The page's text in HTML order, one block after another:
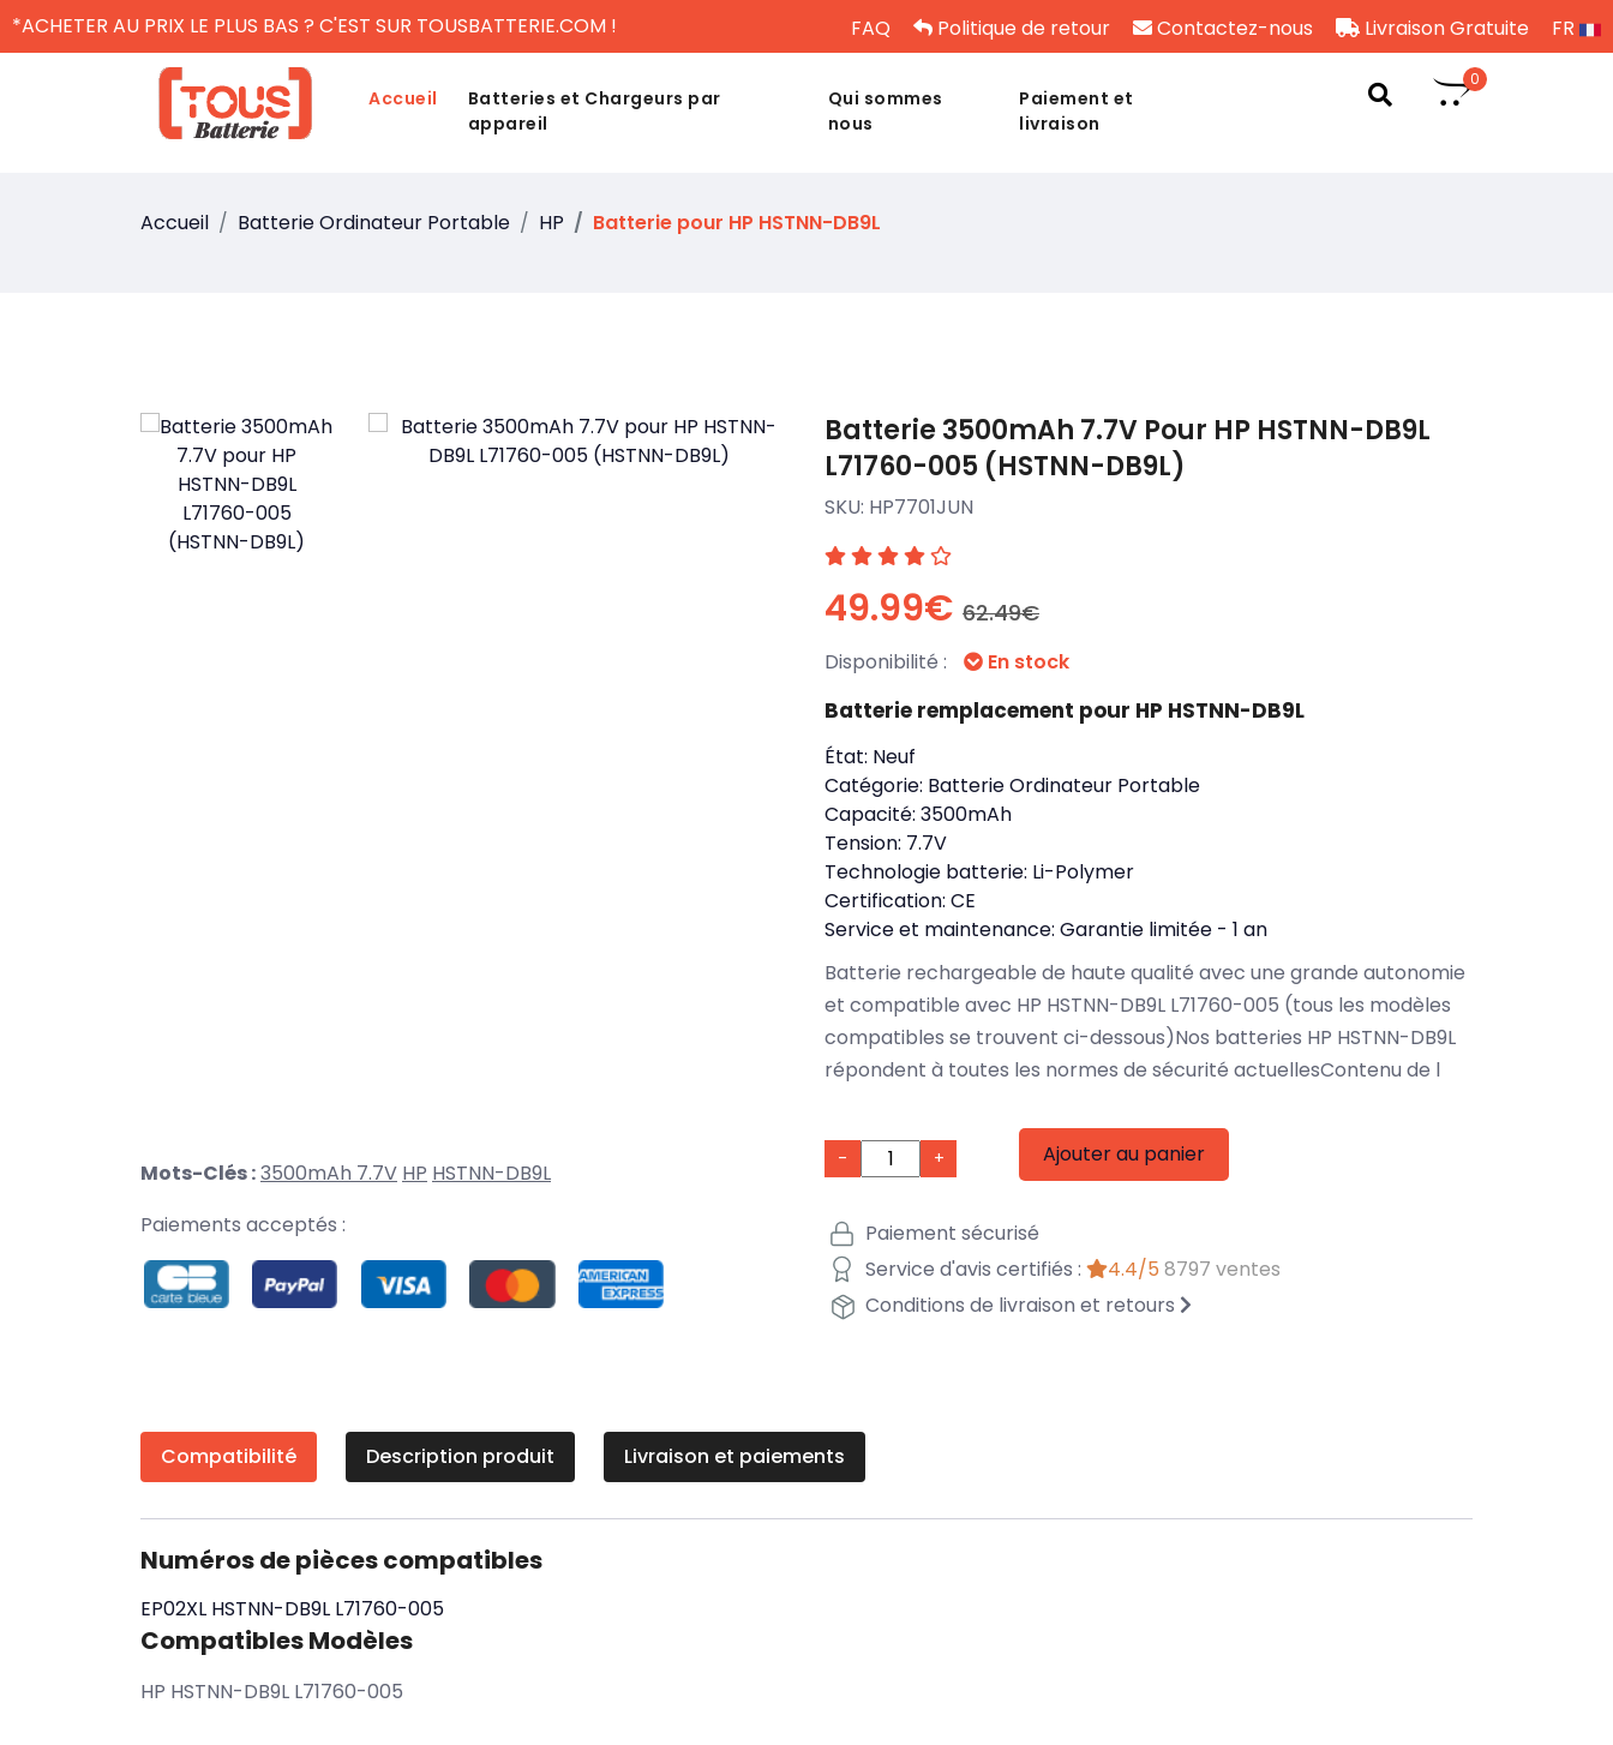
*ACHETER AU PRIX LE PLUS BAS ? C'EST SUR TOUSBATTERIE.COM ! FAQ Politique de retour Contactez-nous Livraison Gratuite FR
Accueil
Batteries et Chargeurs par
appareil
Qui sommes
nous
Paiement et
livraison
0
Accueil Batterie Ordinateur Portable HP Batterie pour HP HSTNN-DB9L
Mots-Clés :3500mAh 7.7V HP HSTNN-DB9L
Paiements acceptés :
Batterie 3500mAh 7.7V Pour HP HSTNN-DB9L
L71760-005 (HSTNN-DB9L)
SKU: HP7701JUN
49.99€ 62.49€
Disponibilité : En stock
Batterie remplacement pour HP HSTNN-DB9L
État: Neuf
Catégorie: Batterie Ordinateur Portable
Capacité: 3500mAh
Tension: 7.7V
Technologie batterie: Li-Polymer
Certification: CE
Service et maintenance: Garantie limitée - 1 an
Batterie rechargeable de haute qualité avec une grande autonomie
et compatible avec HP HSTNN-DB9L L71760-005 (tous les modèles
compatibles se trouvent ci-dessous)Nos batteries HP HSTNN-DB9L
répondent à toutes les normes de sécurité actuellesContenu de l
- + Ajouter au panier
Paiement sécurisé
Service d'avis certifiés :
4.4/5 8797 ventes
Conditions de livraison et retours
Compatibilité Description produit Livraison et paiements
Numéros de pièces compatibles
EP02XL HSTNN-DB9L L71760-005
Compatibles Modèles
HP HSTNN-DB9L L71760-005